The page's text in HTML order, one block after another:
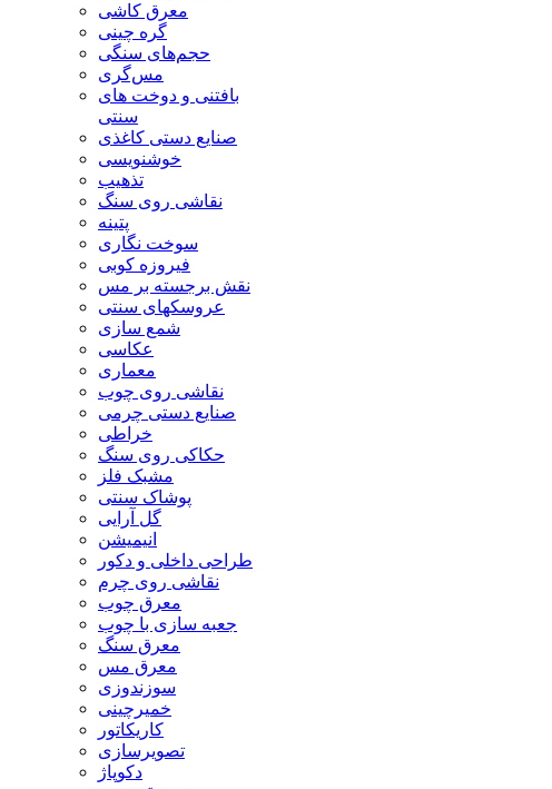
معرق کاشی
گره چینی
حجم‌های سنگی
مس‌گری
بافتنی‌ و دوخت های
سنتی
صنایع دستی کاغذی
خوشنویسی
تذهیب
نقاشی روی سنگ
پتینه
سوخت نگاری
فیروزه کوبی
نقش برجسته بر مس
عروسکهای سنتی
شمع سازی
عکاسی
معماری
نقاشی روی چوب
صنایع دستی چرمی
خراطی
حکاکی روی سنگ
مشبک فلز
پوشاک سنتی
گل آرایی
انیمیشن
طراحی داخلی و دکور
نقاشی روی چرم
معرق چوب
جعبه سازی با چوب
معرق سنگ
معرق مس
سوزندوزی
خمیرچینی
کاریکاتور
تصویرسازی
دکوپاژ